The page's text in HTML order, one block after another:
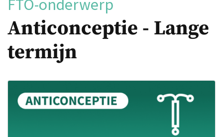
FTO-onderwerp
Anticonceptie - Lange
termijn